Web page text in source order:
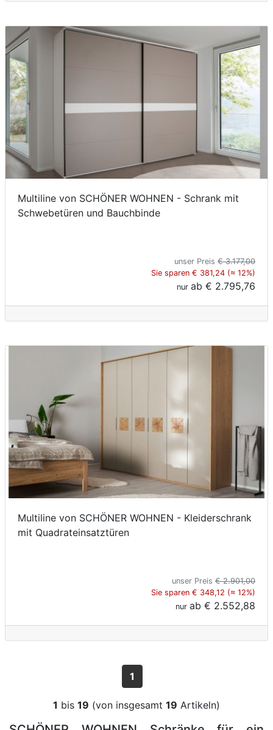
Multiline von SCHÖNER WOHNEN - Schrank mit
Schwebetüren und Bauchbinde
unser Preis € 3.177,00
Sie sparen € 381,24 (≈ 12%)
nur ab € 2.795,76
Multiline von SCHÖNER WOHNEN - Kleiderschrank
mit Quadrateinsatztüren
unser Preis € 2.901,00
Sie sparen € 348,12 (≈ 12%)
nur ab € 2.552,88
1
1 bis 19 (von insgesamt 19 Artikeln)